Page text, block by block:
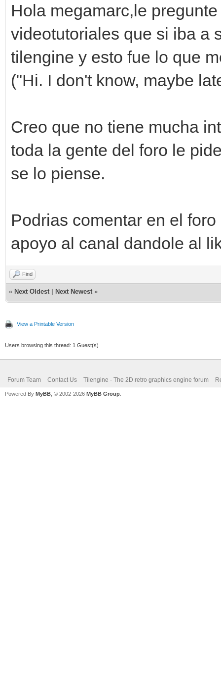
Hola megamarc,le
videotutoriales que si iba a
tilengine y esto fue lo que
("Hi. I don't know, maybe
Creo que no tiene mucha
toda la gente del foro le
se lo piense.
Podrias comentar en el
apoyo al canal dandole al
Find
« Next Oldest Next Newest »
View a Printable Version
Users browsing this thread: 1 Guest(s)
Forum Team Contact Us Tilengine - The 2D retro graphics engine forum
Powered By MyBB , © 2002-2026 MyBB Group